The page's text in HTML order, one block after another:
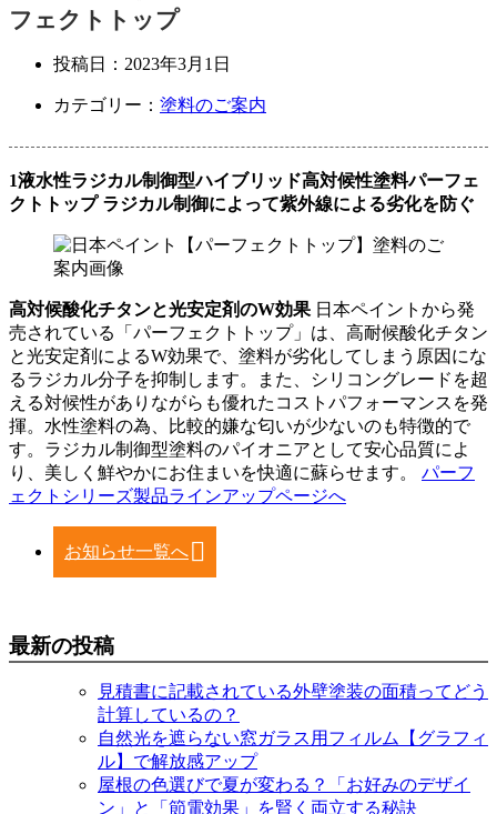
フェクトトップ
投稿日： 2023年3月1日
カテゴリー： 塗料のご案内
1液水性ラジカル制御型ハイブリッド高対候性塗料パーフェ
クトトップ ラジカル制御によって紫外線による劣化を防ぐ
高対候酸化チタンと光安定剤のW効果 日本ペイントから発
売されている「パーフェクトトップ」は、高耐候酸化チタン
と光安定剤によるW効果で、塗料が劣化してしまう原因にな
るラジカル分子を抑制します。また、シリコングレードを超
える対候性がありながらも優れたコストパフォーマンスを発
揮。水性塗料の為、比較的嫌な匂いが少ないのも特徴的で
す。ラジカル制御型塗料のパイオニアとして安心品質によ
り、美しく鮮やかにお住まいを快適に蘇らせます。 パーフ
ェクトシリーズ製品ラインアップページへ
お知らせ一覧へ
最新の投稿
見積書に記載されている外壁塗装の面積ってどう
計算しているの？
自然光を遮らない窓ガラス用フィルム【グラフィ
ル】で解放感アップ
屋根の色選びで夏が変わる？「お好みのデザイ
ン」と「節電効果」を賢く両立する秘訣